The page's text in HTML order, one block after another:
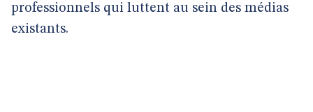
professionnels qui luttent au sein des médias
existants.